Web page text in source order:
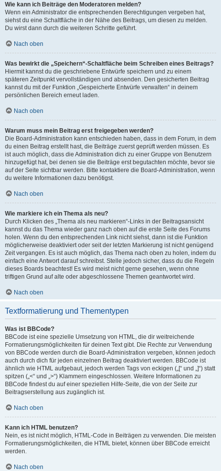
Wie kann ich Beiträge den Moderatoren melden?
Wenn ein Administrator die entsprechenden Berechtigungen vergeben hat,
siehst du eine Schaltfläche in der Nähe des Beitrags, um diesen zu melden.
Du wirst dann durch die weiteren Schritte geführt.
Nach oben
Was bewirkt die „Speichern“-Schaltfläche beim Schreiben eines Beitrags?
Hiermit kannst du die geschriebene Entwürfe speichern und zu einem
späteren Zeitpunkt vervollständigen und absenden. Den gesicherten Beitrag
kannst du mit der Funktion „Gespeicherte Entwürfe verwalten“ in deinem
persönlichen Bereich erneut laden.
Nach oben
Warum muss mein Beitrag erst freigegeben werden?
Die Board-Administration kann entschieden haben, dass in dem Forum, in dem
du einen Beitrag erstellt hast, die Beiträge zuerst geprüft werden müssen. Es
ist auch möglich, dass die Administration dich zu einer Gruppe von Benutzern
hinzugefügt hat, bei denen sie die Beiträge erst begutachten möchte, bevor sie
auf der Seite sichtbar werden. Bitte kontaktiere die Board-Administration, wenn
du weitere Informationen dazu benötigst.
Nach oben
Wie markiere ich ein Thema als neu?
Durch Klicken des „Thema als neu markieren“-Links in der Beitragsansicht
kannst du das Thema wieder ganz nach oben auf die erste Seite des Forums
holen. Wenn du den entsprechenden Link nicht siehst, dann ist die Funktion
möglicherweise deaktiviert oder seit der letzten Markierung ist nicht genügend
Zeit vergangen. Es ist auch möglich, das Thema nach oben zu holen, indem du
einfach eine Antwort darauf schreibst. Stelle jedoch sicher, dass du die Regeln
dieses Boards beachtest! Es wird meist nicht gerne gesehen, wenn ohne
triftigen Grund auf alte oder abgeschlossene Themen geantwortet wird.
Nach oben
Textformatierung und Thementypen
Was ist BBCode?
BBCode ist eine spezielle Umsetzung von HTML, die dir weitreichende
Formatierungsmöglichkeiten für deinen Text gibt. Die Rechte zur Verwendung
von BBCode werden durch die Board-Administration vergeben, können jedoch
auch durch dich für jeden einzelnen Beitrag deaktiviert werden. BBCode ist
ähnlich wie HTML aufgebaut, jedoch werden Tags von eckigen („[“ und „]“) statt
spitzen („<“ und „>“) Klammern eingeschlossen. Weitere Informationen zu
BBCode findest du auf einer speziellen Hilfe-Seite, die von der Seite zur
Beitragserstellung aus zugänglich ist.
Nach oben
Kann ich HTML benutzen?
Nein, es ist nicht möglich, HTML-Code in Beiträgen zu verwenden. Die meisten
Formatierungsmöglichkeiten, die HTML bietet, können über BBCode erreicht
werden.
Nach oben